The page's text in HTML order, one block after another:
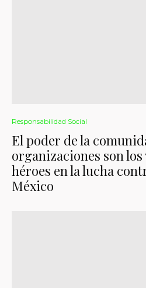
Responsabilidad Social
El poder de la
organizaciones son
héroes en la lucha
México